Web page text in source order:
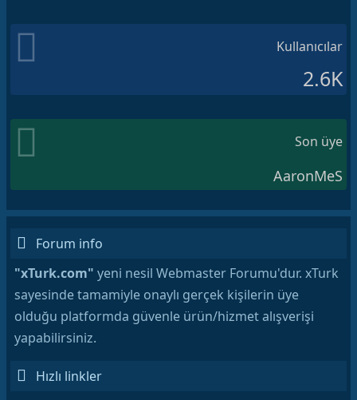
Kullanıcılar
2.6K
Son üye
AaronMeS
Forum info
"xTurk.com" yeni nesil Webmaster Forumu'dur. xTurk
sayesinde tamamiyle onaylı gerçek kişilerin üye
olduğu platformda güvenle ürün/hizmet alışverişi
yapabilirsiniz.
Hızlı linkler